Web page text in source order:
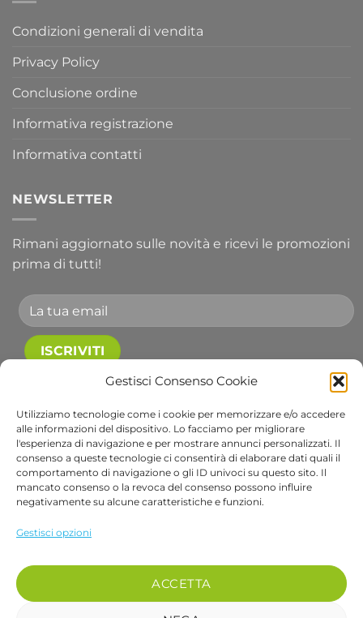
Gestisci Consenso Cookie
Utilizziamo tecnologie come i cookie per memorizzare e/o accedere
alle informazioni del dispositivo. Lo facciamo per migliorare
l'esperienza di navigazione e per mostrare annunci personalizzati. Il
consenso a queste tecnologie ci consentirà di elaborare dati quali il
comportamento di navigazione o gli ID univoci su questo sito. Il
mancato consenso o la revoca del consenso possono influire
negativamente su alcune caratteristiche e funzioni.
Gestisci opzioni
ACCETTA
Condizioni generali di vendita
Privacy Policy
Conclusione ordine
Informativa registrazione
Informativa contatti
NEWSLETTER
Rimani aggiornato sulle novità e ricevi le promozioni
prima di tutti!
Accetto le condizioni generali e di ricevere le
Alternative:
Visa PayPal Stripe MasterCard
Cash
On
Apple
Via B. Cellini 7, 36061, Bassano del Grappa VI
REA: VI-407698 - Cap. soc. € 10.000,00 i.v.
PEC: bscom@pec.it SDI: EUVZNZV